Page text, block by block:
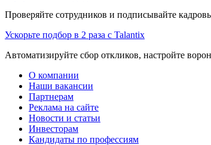
Проверяйте сотрудников и подписывайте
Ускорьте подбор в 2 раза с Talantix
Автоматизируйте сбор откликов, настройте
О компании
Наши вакансии
Партнерам
Реклама на сайте
Новости и статьи
Инвесторам
Кандидаты по профессиям